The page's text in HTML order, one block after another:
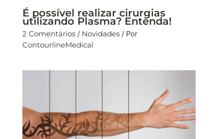
É possível realizar cirurgias
utilizando Plasma? Entenda!
2 Comentários / Novidades/ Por
ContourlineMedical